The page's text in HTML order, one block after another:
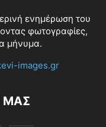
ενημέρωση του
φωτογραφίες,
μήνυμα.
images.gr
ΜΑΣ